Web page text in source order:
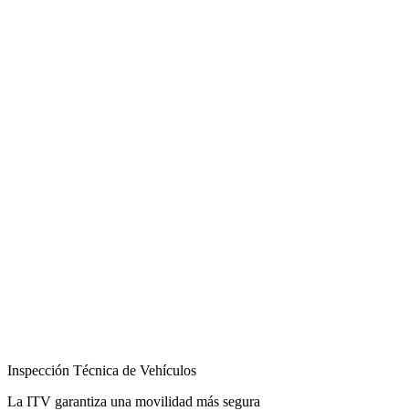
Inspección Técnica de Vehículos
La ITV garantiza una movilidad más segura